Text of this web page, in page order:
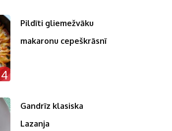
4
Pildīti gliemežvāku
makaronu cepeškrāsnī
Gandrīz klasiska
Lazanja